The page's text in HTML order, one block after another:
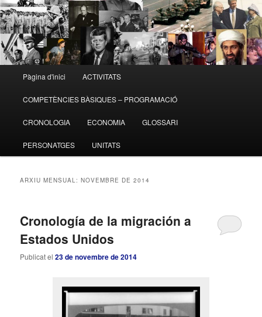
Aneu
al
contingut
Aneu
al
contingut
Pàgina d'inici ACTIVITATS
COMPETÈNCIES BÀSIQUES – PROGRAMACIÓ
CRONOLOGIA ECONOMIA GLOSSARI
PERSONATGES UNITATS
ARXIU MENSUAL:NOVEMBRE DE 2014
Cronología de la migración a
Estados Unidos
Publicat el23 de novembre de 2014